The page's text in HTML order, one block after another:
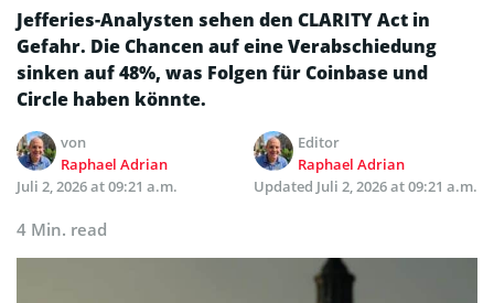
Jefferies-Analysten sehen den CLARITY Act in
Gefahr. Die Chancen auf eine Verabschiedung
sinken auf 48%, was Folgen für Coinbase und
Circle haben könnte.
von
Raphael Adrian
Editor
Raphael Adrian
Juli 2, 2026 at 09:21 a.m.
Updated Juli 2, 2026 at 09:21 a.m.
4 Min. read